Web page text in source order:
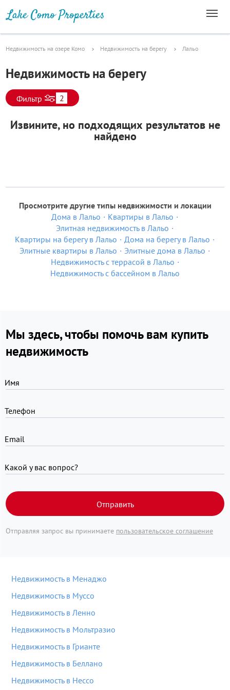
Недвижимость на озере Комо Недвижимость на берегу Лальо
Недвижимость на берегу
Фильтр 2
Извините, но подходящих результатов не
найдено
Просмотрите другие типы недвижимости и локации
Дома в Лальо
Квартиры в Лальо
Элитная недвижимость в Лальо
Квартиры на берегу в Лальо
Дома на берегу в Лальо
Элитные квартиры в Лальо
Элитные дома в Лальо
Недвижимость с террасой в Лальо
Недвижимость с бассейном в Лальо
Мы здесь, чтобы помочь вам купить
недвижимость
Имя
Телефон
Email
Какой у вас вопрос?
Отправить
Отправляя запрос вы принимаете пользовательское соглашение
Недвижимость в Менаджо
Недвижимость в Муссо
Недвижимость в Ленно
Недвижимость в Мольтразио
Недвижимость в Грианте
Недвижимость в Беллано
Недвижимость в Нессо